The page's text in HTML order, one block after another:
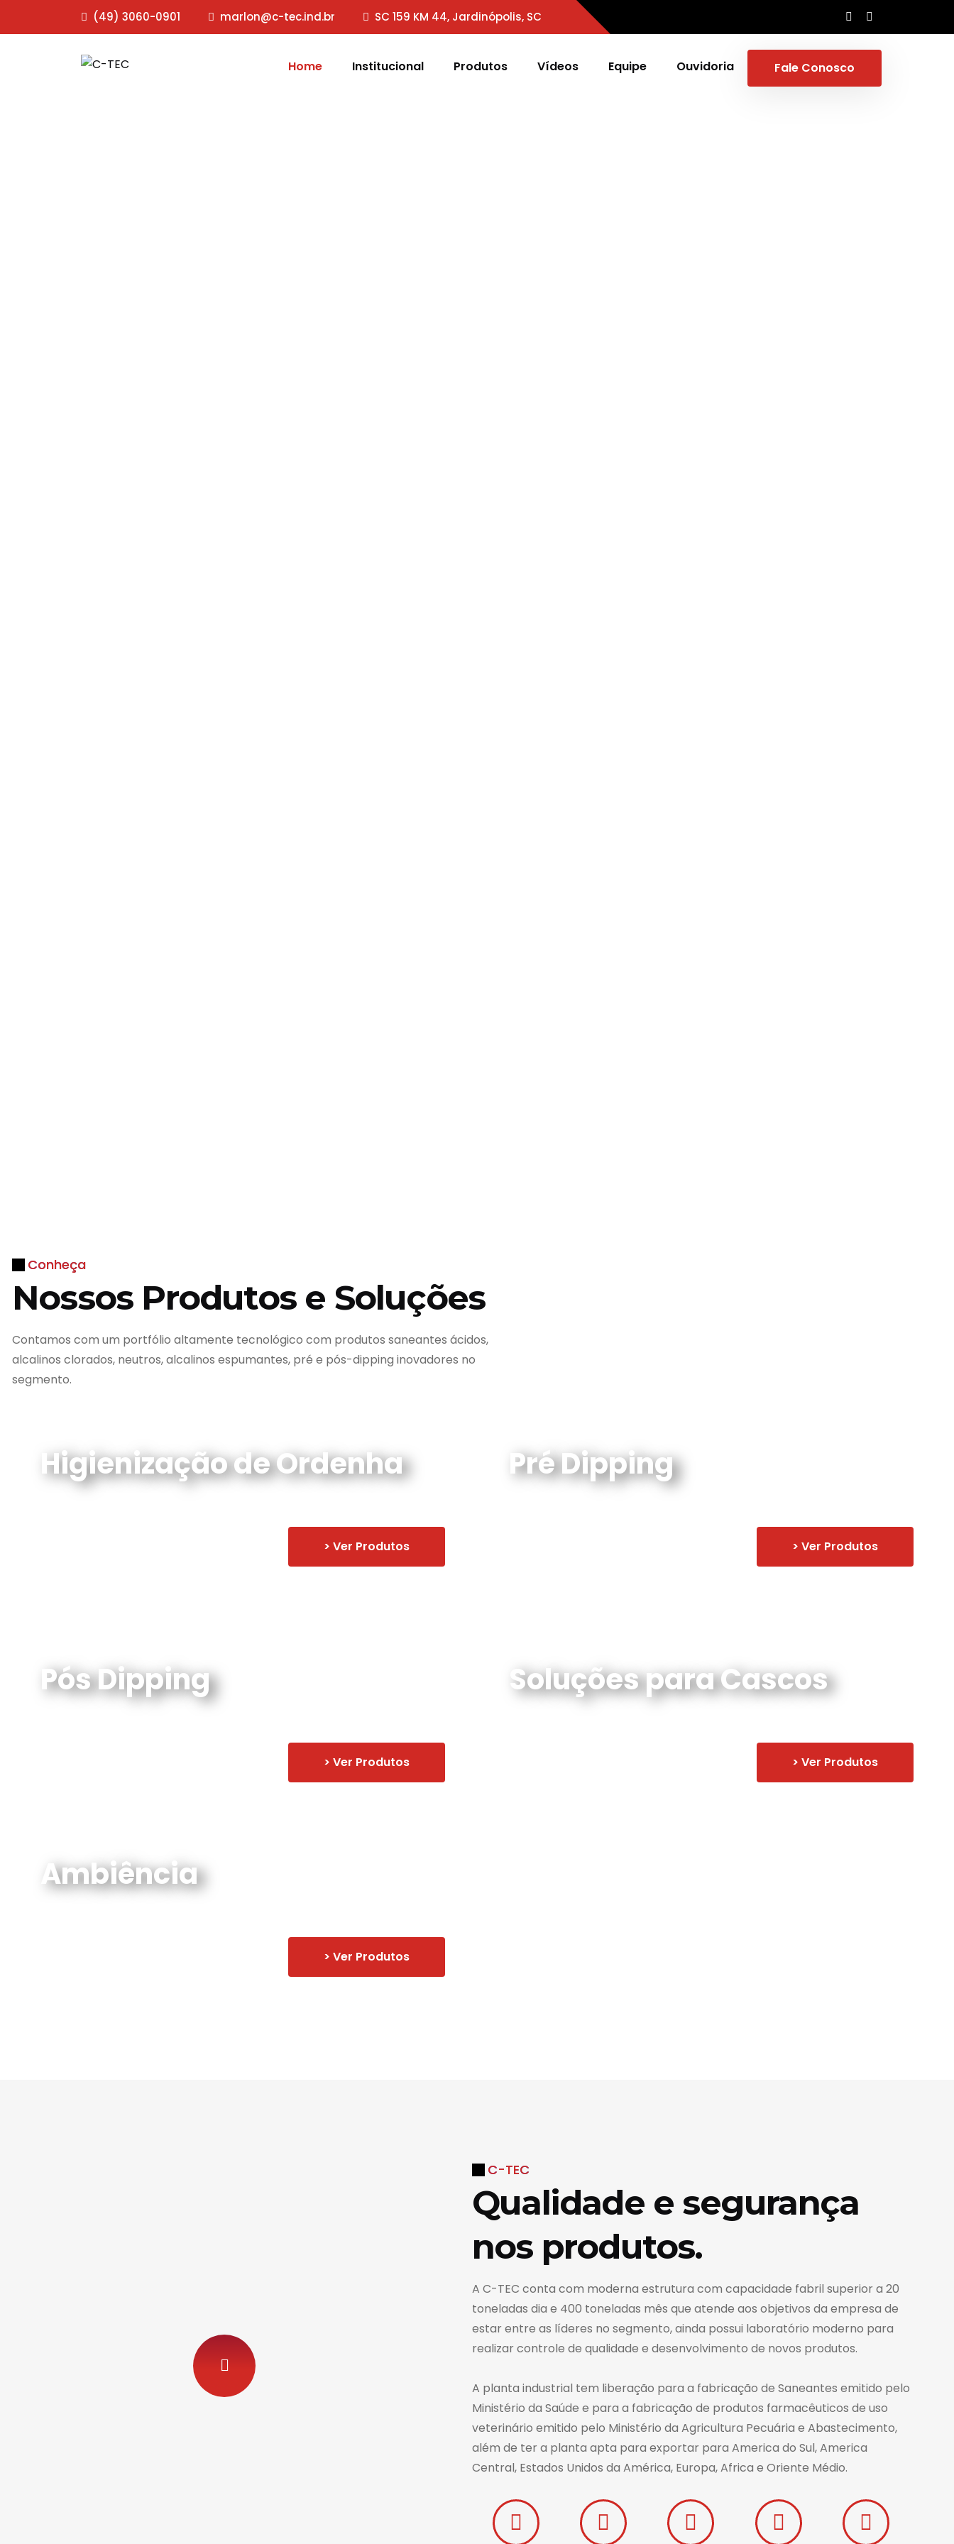
(49) 3060-0901 marlon@c-tec.ind.br SC 159 KM 44, Jardinópolis, SC
Home Institucional Produtos Vídeos Equipe Ouvidoria Fale Conosco
Conheça
Nossos Produtos e Soluções
Contamos com um portfólio altamente tecnológico com produtos saneantes ácidos,
alcalinos clorados, neutros, alcalinos espumantes, pré e pós-dipping inovadores no
segmento.
Higienização de Ordenha
> Ver Produtos
Pré Dipping
> Ver Produtos
Pós Dipping
> Ver Produtos
Soluções para Cascos
> Ver Produtos
Ambiência
> Ver Produtos
C-TEC
Qualidade e segurança
nos produtos.
A C-TEC conta com moderna estrutura com capacidade fabril superior a 20
toneladas dia e 400 toneladas mês que atende aos objetivos da empresa de
estar entre as líderes no segmento, ainda possui laboratório moderno para
realizar controle de qualidade e desenvolvimento de novos produtos.
A planta industrial tem liberação para a fabricação de Saneantes emitido pelo
Ministério da Saúde e para a fabricação de produtos farmacêuticos de uso
veterinário emitido pelo Ministério da Agricultura Pecuária e Abastecimento,
além de ter a planta apta para exportar para America do Sul, America
Central, Estados Unidos da América, Europa, Africa e Oriente Médio.